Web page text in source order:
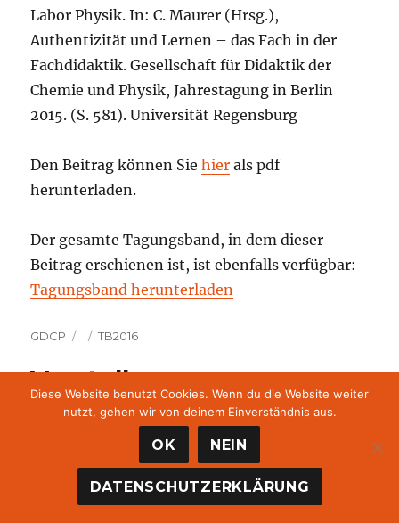
Labor Physik. In: C. Maurer (Hrsg.),
Authentizität und Lernen – das Fach in der
Fachdidaktik. Gesellschaft für Didaktik der
Chemie und Physik, Jahrestagung in Berlin
2015. (S. 581). Universität Regensburg
Den Beitrag können Siehier als pdf
herunterladen.
Der gesamte Tagungsband, in dem dieser
Beitrag erschienen ist, ist ebenfalls verfügbar:
Tagungsband herunterladen
Autor
GDCP
Veröffentlicht
Kategorien
TB2016
Vorstellung von
PädagogInnen zum
„Forschenden Lernen“
Vorstellung von PädagogInnen
Diese Website benutzt Cookies. Wenn du die Website weiter
nutzt, gehen wir von deinem Einverständnis aus.
OK NEIN
DATENSCHUTZERKLÄRUNG